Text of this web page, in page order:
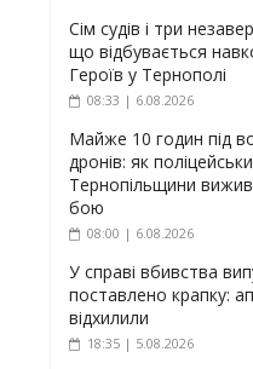
Сім судів і три
що відбувається
Героїв у Тернополі
08:33 | 6.08.2026
Майже 10 годин під
дронів: як
Тернопільщини
бою
08:00 | 6.08.2026
У справі вбивства
поставлено крапку:
відхилили
18:35 | 5.08.2026